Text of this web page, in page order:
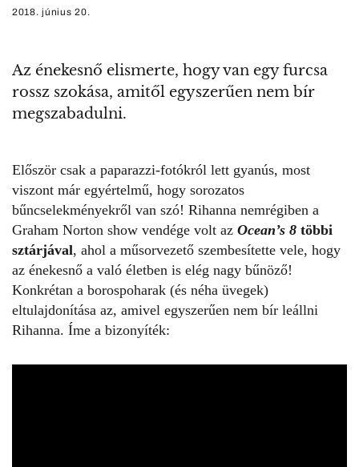
2018. június 20.
Az énekesnő elismerte, hogy van egy furcsa
rossz szokása, amitől egyszerűen nem bír
megszabadulni.
Először csak a paparazzi-fotókról lett gyanús, most
viszont már egyértelmű, hogy sorozatos
bűncselekményekről van szó! Rihanna nemrégiben a
Graham Norton show vendége volt az Ocean’s 8 többi
sztárjával, ahol a műsorvezető szembesítette vele, hogy
az énekesnő a való életben is elég nagy bűnöző!
Konkrétan a borospoharak (és néha üvegek)
eltulajdonítása az, amivel egyszerűen nem bír leállni
Rihanna. Íme a bizonyíték: